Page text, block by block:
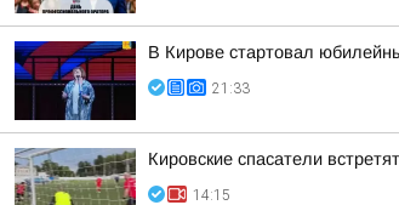
В Кирове стартовал
21:33
Кировские спасатели
14:15